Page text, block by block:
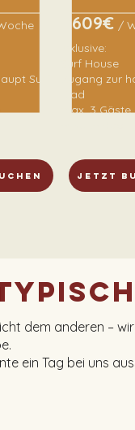
Surf
609€ /
Inklusive:
Surf House
Zugang zur
Riad
max. 3 Gäste
Jetzt
dem anderen –
ein Tag bei uns